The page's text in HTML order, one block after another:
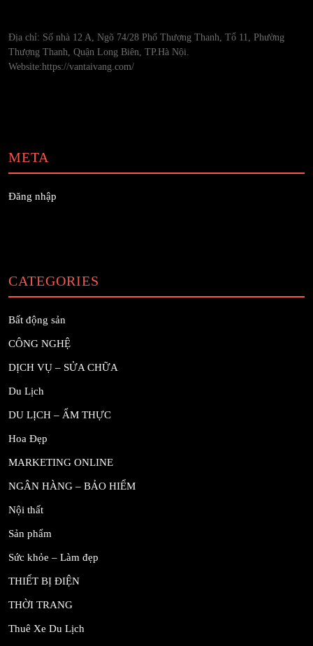
Địa chỉ: Số nhà 12 A, Ngõ 74/28 Phố Thượng Thanh, Tổ 11, Phường
Thượng Thanh, Quận Long Biên, TP.Hà Nội.
Website:https://vantaivang.com/
META
Đăng nhập
CATEGORIES
Bất động sản
CÔNG NGHỆ
DỊCH VỤ – SỬA CHỮA
Du Lịch
DU LỊCH – ẨM THỰC
Hoa Đẹp
MARKETING ONLINE
NGÂN HÀNG – BẢO HIỂM
Nội thất
Sản phẩm
Sức khỏe – Làm đẹp
THIẾT BỊ ĐIỆN
THỜI TRANG
Thuê Xe Du Lịch